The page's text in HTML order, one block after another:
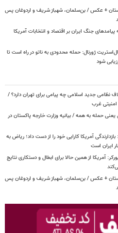
+ عکس / بن‌سلمان، شهباز شریف و اردوغان پس
جنگ ایران بر اقتصاد و انتخابات آمریکا
ژورنال: حمله محدودی به ناتو در راه است تا
شود
نظامی جدید اسلامی چه پیامی برای تهران دارد؟ /
امنیتی غرب
حمله به همه / بیانیه وزارت خارجه پاکستان در
آمریکا کارایی خود را از دست داد؛ ریاض به
ایران است
آمریکا از همین حالا برای ابطال و دستکاری نتایج
+ عکس / بن‌سلمان، شهباز شریف و اردوغان پس